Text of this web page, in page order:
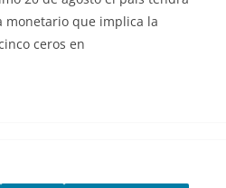
monetario que implica la
ceros en